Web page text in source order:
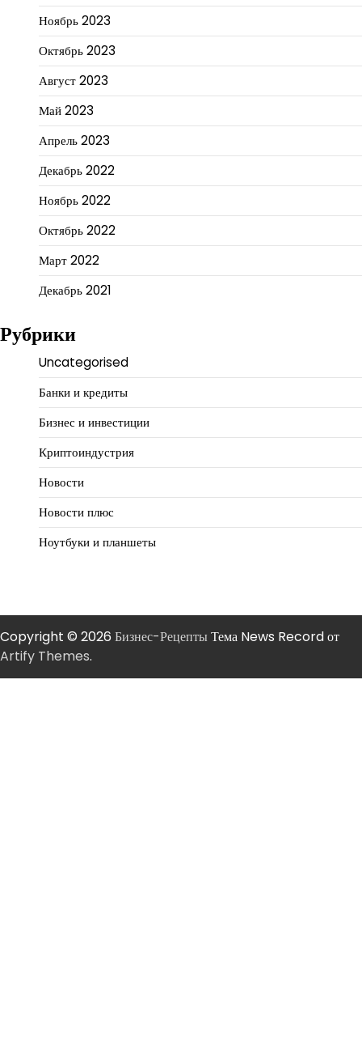
Ноябрь 2023
Октябрь 2023
Август 2023
Май 2023
Апрель 2023
Декабрь 2022
Ноябрь 2022
Октябрь 2022
Март 2022
Декабрь 2021
Рубрики
Uncategorised
Банки и кредиты
Бизнес и инвестиции
Криптоиндустрия
Новости
Новости плюс
Ноутбуки и планшеты
Copyright © 2026 Бизнес-РецептыТема News Record от
Artify Themes.